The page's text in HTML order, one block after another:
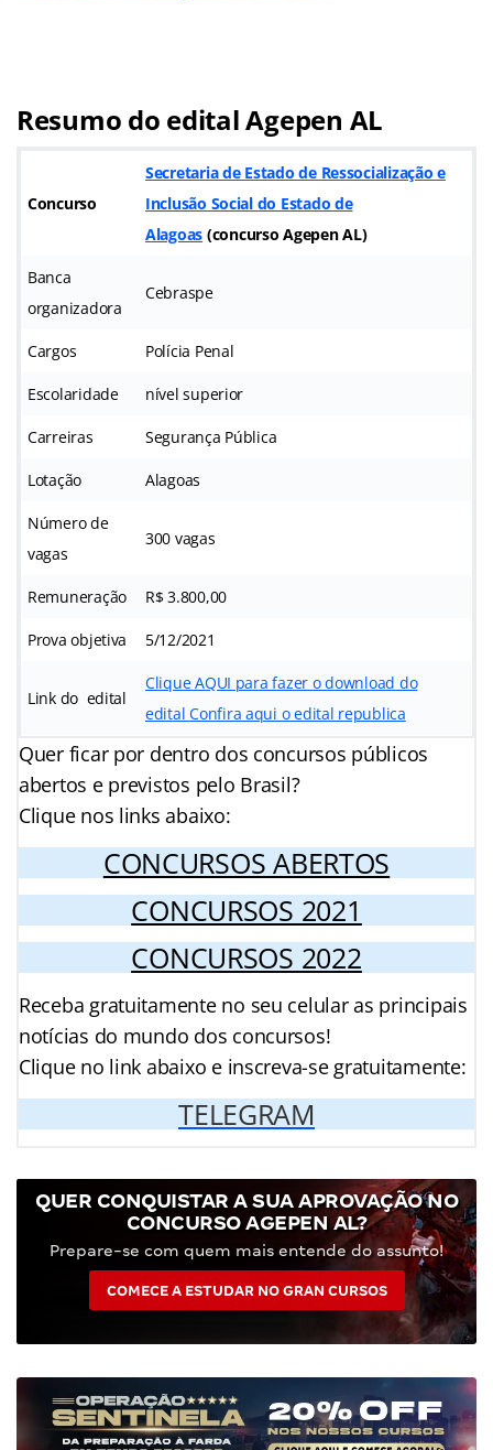
Resumo do edital Agepen AL
Concurso
Secretaria de Estado de Ressocialização e
Inclusão Social do Estado de
Alagoas (concurso Agepen AL)
Banca
organizadora
Cebraspe
Cargos Polícia Penal
Escolaridade nível superior
Carreiras Segurança Pública
Lotação Alagoas
Número de
vagas
300 vagas
Remuneração R$ 3.800,00
Prova objetiva 5/12/2021
Link do edital
Clique AQUI para fazer o download do
editalConfira aqui o edital republica
Quer ficar por dentro dos concursos públicos
abertos e previstos pelo Brasil?
Clique nos links abaixo:
CONCURSOS ABERTOS
CONCURSOS 2021
CONCURSOS 2022
Receba gratuitamente no seu celular as principais
notícias do mundo dos concursos!
Clique no link abaixo e inscreva-se gratuitamente:
TELEGRAM
QUER CONQUISTAR A SUA APROVAÇÃO NO
CONCURSO AGEPEN AL?
Prepare-se com quem mais entende do assunto!
COMECE A ESTUDAR NO GRAN CURSOS